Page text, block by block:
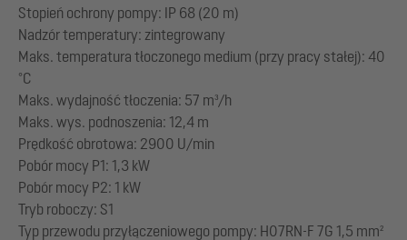
Stopień ochrony pompy: IP 68 (20 m)
Nadzór temperatury: zintegrowany
Maks. temperatura tłoczonego medium (przy pracy stałej): 40
°C
Maks. wydajność tłoczenia: 57 m³/h
Maks. wys. podnoszenia: 12,4 m
Prędkość obrotowa: 2900 U/min
Pobór mocy P1: 1,3 kW
Pobór mocy P2: 1 kW
Tryb roboczy: S1
Typ przewodu przyłączeniowego pompy: H07RN-F 7G 1,5 mm²